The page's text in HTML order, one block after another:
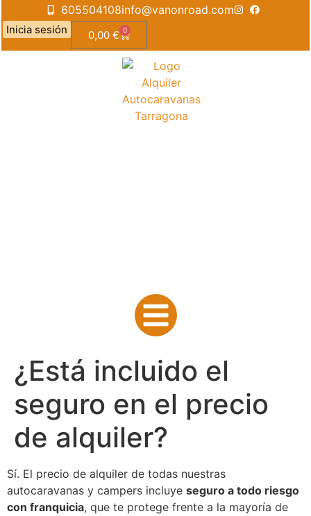
605504108info@vanonroad.com
Inicia sesión 0,00 € 0
¿Está incluido el
seguro en el precio
de alquiler?
Sí. El precio de alquiler de todas nuestras
autocaravanas y campers incluye seguro a todo riesgo
con franquicia, que te protege frente a la mayoría de